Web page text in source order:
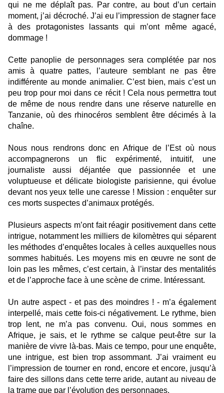
qui ne me déplaît pas. Par contre, au bout d’un certain
moment, j’ai décroché. J’ai eu l’impression de stagner face
à des protagonistes lassants qui m’ont même agacé,
dommage !
Cette panoplie de personnages sera complétée par nos
amis à quatre pattes, l’auteure semblant ne pas être
indifférente au monde animalier. C’est bien, mais c’est un
peu trop pour moi dans ce récit ! Cela nous permettra tout
de même de nous rendre dans une réserve naturelle en
Tanzanie, où des rhinocéros semblent être décimés à la
chaîne.
Nous nous rendrons donc en Afrique de l’Est où nous
accompagnerons un flic expérimenté, intuitif, une
journaliste aussi déjantée que passionnée et une
voluptueuse et délicate biologiste parisienne, qui évolue
devant nos yeux telle une caresse ! Mission : enquêter sur
ces morts suspectes d’animaux protégés.
Plusieurs aspects m’ont fait réagir positivement dans cette
intrigue, notamment les milliers de kilomètres qui séparent
les méthodes d’enquêtes locales à celles auxquelles nous
sommes habitués. Les moyens mis en œuvre ne sont de
loin pas les mêmes, c’est certain, à l’instar des mentalités
et de l’approche face à une scène de crime. Intéressant.
Un autre aspect - et pas des moindres ! - m’a également
interpellé, mais cette fois-ci négativement. Le rythme, bien
trop lent, ne m’a pas convenu. Oui, nous sommes en
Afrique, je sais, et le rythme se calque peut-être sur la
manière de vivre là-bas. Mais ce tempo, pour une enquête,
une intrigue, est bien trop assommant. J’ai vraiment eu
l’impression de tourner en rond, encore et encore, jusqu’à
faire des sillons dans cette terre aride, autant au niveau de
la trame que par l’évolution des personnages.